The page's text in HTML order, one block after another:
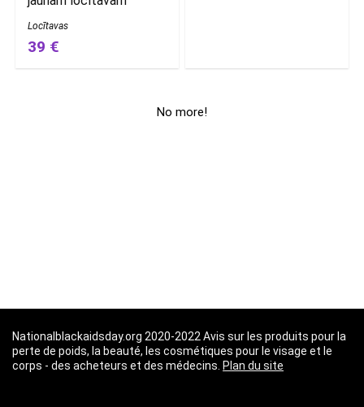
Locītavas
39 €
No more!
Nationalblackaidsday.org 2020-2022 Avis sur les produits pour la
perte de poids, la beauté, les cosmétiques pour le visage et le
corps - des acheteurs et des médecins. Plan du site